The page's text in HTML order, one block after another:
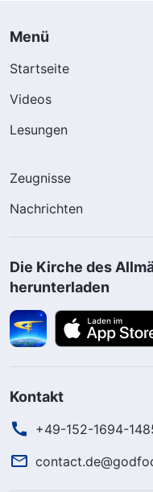
Menü
Startseite
Videos
Lesungen
Zeugnisse
Nachrichten
Die Kirche des
herunterladen
Kontakt
+49-152-1694-